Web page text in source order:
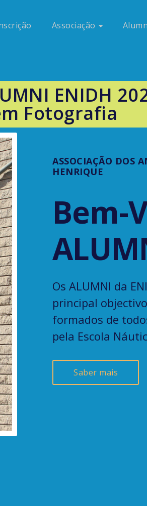
Associação
ENIDH
Fotografia
ASSOCIAÇÃO DOS
HENRIQUE
Bem-
Os ALUMNI da
principal
formados de
pela Escola
Saber mais